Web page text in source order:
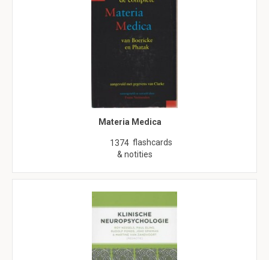
Materia Medica
1374 flashcards
& notities